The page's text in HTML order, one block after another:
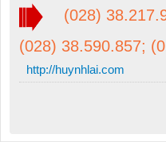
(028)
(028) 38.590.857;
http://huynhlai.com